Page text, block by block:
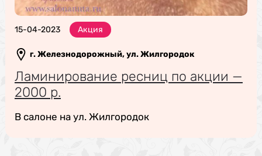
15-04-2023 Акция
г. Железнодорожный, ул. Жилгородок
Ламинирование ресниц по акции —
2000 р.
В салоне на ул. Жилгородок